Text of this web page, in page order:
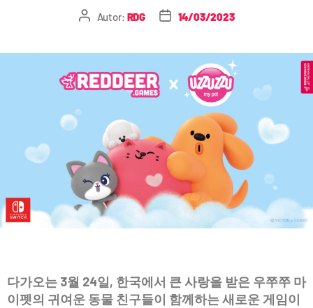
Autor: RDG 14/03/2023
다가오는 3월 24일, 한국에서 큰 사랑을 받은 우쭈쭈 마
이펫의 귀여운 동물 친구들이 함께하는 새로운 게임이